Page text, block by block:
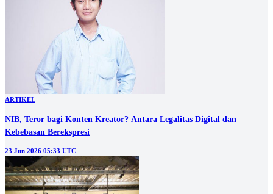
ARTIKEL
NIB, Teror bagi Konten Kreator? Antara Legalitas Digital dan
Kebebasan Berekspresi
23 Jun 2026 05:33 UTC